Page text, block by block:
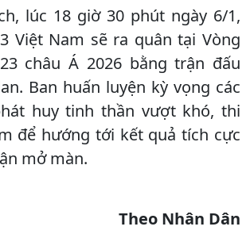
lúc 18 giờ 30 phút ngày 6/1,
Việt Nam sẽ ra quân tại Vòng
châu Á 2026 bằng trận đấu
Ban huấn luyện kỳ vọng các
huy tinh thần vượt khó, thi
để hướng tới kết quả tích cực
mở màn.
Theo Nhân Dân